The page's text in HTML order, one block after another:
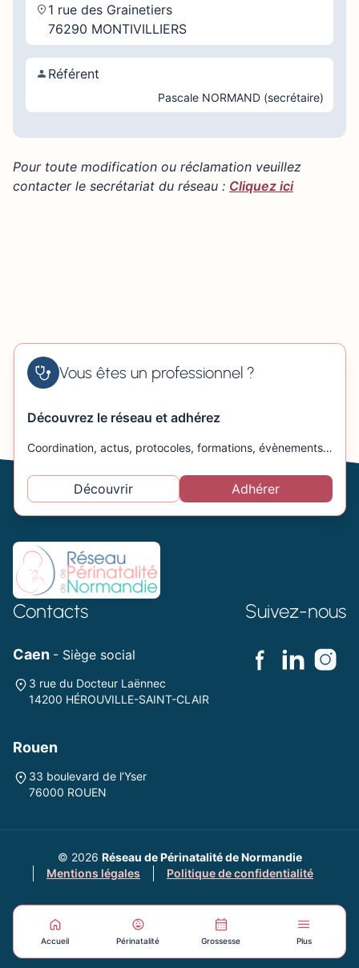
Accueil Périnatalité Grossesse Plus
1 rue des Grainetiers
76290 MONTIVILLIERS
Référent
Pascale NORMAND (secrétaire)
Pour toute modification ou réclamation veuillez
contacter le secrétariat du réseau : Cliquez ici
Vous êtes un professionnel ?
Découvrez le réseau et adhérez
Coordination, actus, protocoles, formations, évènements…
Découvrir Adhérer
Contacts
Caen - Siège social
3 rue du Docteur Laënnec
14200 HÉROUVILLE-SAINT-CLAIR
Rouen
33 boulevard de l’Yser
76000 ROUEN
Suivez-nous
© 2026 Réseau de Périnatalité de Normandie
Mentions légales
Politique de confidentialité